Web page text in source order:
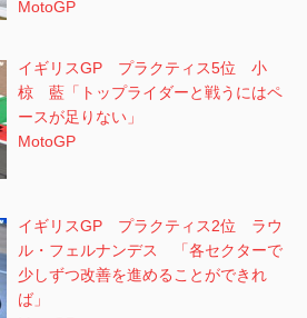
MotoGP
イギリスGP プラクティス5位 小
椋 藍「トップライダーと戦うにはペ
ースが足りない」
MotoGP
イギリスGP プラクティス2位 ラウ
ル・フェルナンデス 「各セクターで
少しずつ改善を進めることができれ
ば」